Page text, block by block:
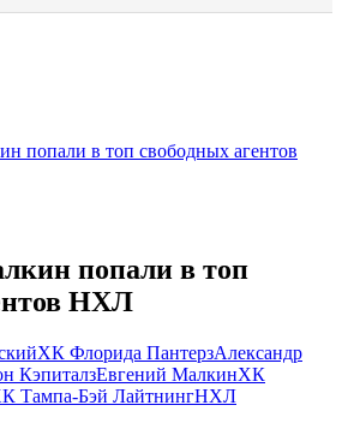
попали в топ свободных агентов
попали в топ
НХЛ
ХК Флорида ПантерзАлександр
КэпиталзЕвгений МалкинХК
Тампа-Бэй ЛайтнингНХЛ